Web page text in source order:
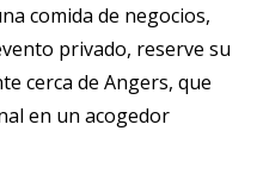
comida de negocios,
privado, reserve su
cerca de Angers, que
en un acogedor